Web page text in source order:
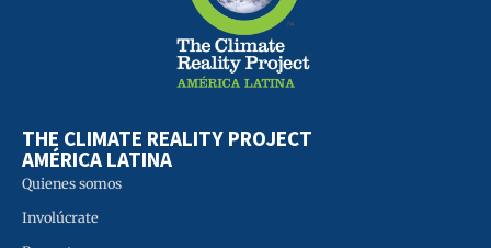
THE CLIMATE REALITY PROJECT
AMÉRICA LATINA
Quienes somos
Involúcrate